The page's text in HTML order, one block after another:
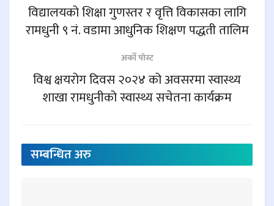
विद्यालयको शिक्षा गुणस्तर र वृत्ति विकासका लागि
रामधुनी ९ नं. वडामा आधुनिक शिक्षण पद्धती तालिम
अर्काे पाेस्ट
विश्व क्षयरोग दिवस २०२४ को अवसरमा स्वास्थ्य
शाखा रामधुनीको स्वास्थ्य सचेतना कार्यक्रम
सम्बन्धितअरु